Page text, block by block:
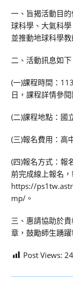
一、旨揭活動目
球科學、大氣科
並推動地球科學
二、活動訊息如下
(一)課程時間：
日，課程詳情參
(二)課程地點：國
(三)報名費用：高
(四)報名方式：報
前完成線上報名，
https://
mp/。
三、惠請協助於
章，鼓勵師生踴躍
Post Views: